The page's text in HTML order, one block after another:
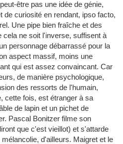
être pas une idée de génie,
de curiosité en rendant, ipso facto,
Une pipe bien fraîche et des
cela ne soit l'inverse, suffisent à
personnage débarrassé pour la
aspect massif, moins une
qui est assez convaincant. Car
de manière psychologique,
des ressorts de l'humain,
cette fois, est étranger à sa
de lapin et un pichet de
Pascal Bonitzer filme son
que c'est vieillot) et s'attarde
d'ailleurs. Maigret et le